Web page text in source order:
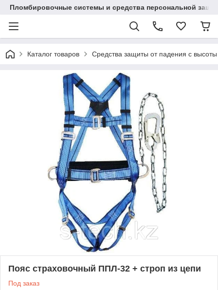
Пломбировочные системы и средства персональной
Каталог товаров Средства защиты от падения с высоты
Пояс страховочный ППЛ-32 + строп из цепи
Под заказ